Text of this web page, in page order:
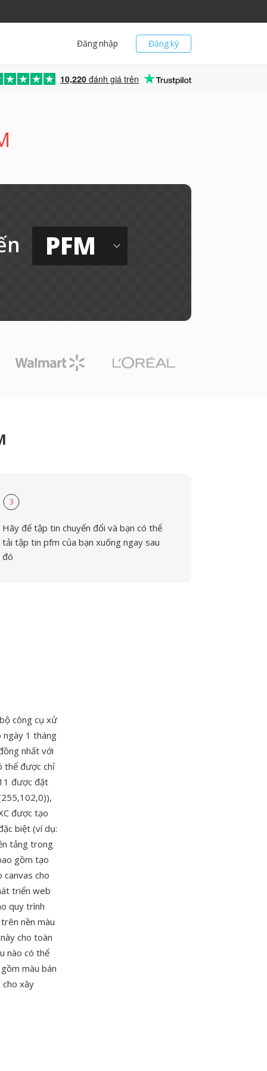
Đăng ký
Đăng nhập
10,220 đánh giá trên
PFM
3
Hãy để tập tin chuyển đổi và bạn có thể
tải tập tin pfm của bạn xuống ngay sau
đó
công cụ xử
ngày 1 tháng
nhất với
thể được chỉ
được đặt
được tạo
biệt (ví dụ:
tảng trong
gồm tạo
canvas cho
triển web
quy trình
nền màu
cho toàn
nào có thể
màu bán
cho xây